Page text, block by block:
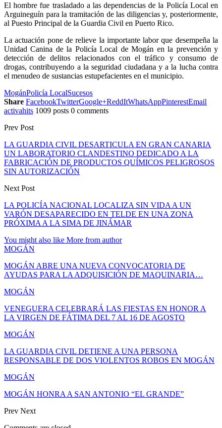
El hombre fue trasladado a las dependencias de la Policía Local en
Arguineguín para la tramitación de las diligencias y, posteriormente,
al Puesto Principal de la Guardia Civil en Puerto Rico.
La actuación pone de relieve la importante labor que desempeña la
Unidad Canina de la Policía Local de Mogán en la prevención y
detección de delitos relacionados con el tráfico y consumo de
drogas, contribuyendo a la seguridad ciudadana y a la lucha contra
el menudeo de sustancias estupefacientes en el municipio.
MogánPolicía LocalSucesos
Share FacebookTwitterGoogle+ReddItWhatsAppPinterestEmail
activahits 1009 posts 0 comments
Prev Post
LA GUARDIA CIVIL DESARTICULA EN GRAN CANARIA
UN LABORATORIO CLANDESTINO DEDICADO A LA
FABRICACIÓN DE PRODUCTOS QUÍMICOS PELIGROSOS
SIN AUTORIZACIÓN
Next Post
LA POLICÍA NACIONAL LOCALIZA SIN VIDA A UN
VARÓN DESAPARECIDO EN TELDE EN UNA ZONA
PRÓXIMA A LA SIMA DE JINÁMAR
You might also like More from author
MOGÁN
MOGÁN ABRE UNA NUEVA CONVOCATORIA DE
AYUDAS PARA LA ADQUISICIÓN DE MAQUINARIA…
MOGÁN
VENEGUERA CELEBRARÁ LAS FIESTAS EN HONOR A
LA VIRGEN DE FÁTIMA DEL 7 AL 16 DE AGOSTO
MOGÁN
LA GUARDIA CIVIL DETIENE A UNA PERSONA
RESPONSABLE DE DOS VIOLENTOS ROBOS EN MOGÁN
MOGÁN
MOGÁN HONRA A SAN ANTONIO “EL GRANDE”
Prev Next